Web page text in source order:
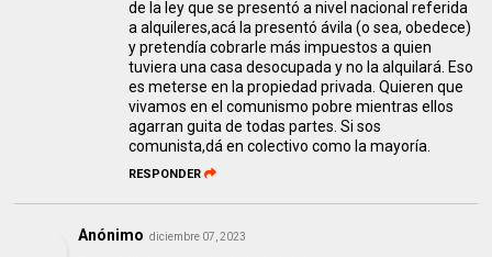
de la ley que se presentó a nivel nacional referida
a alquileres,acá la presentó ávila (o sea, obedece)
y pretendía cobrarle más impuestos a quien
tuviera una casa desocupada y no la alquilará. Eso
es meterse en la propiedad privada. Quieren que
vivamos en el comunismo pobre mientras ellos
agarran guita de todas partes. Si sos
comunista,dá en colectivo como la mayoría.
RESPONDER
Anónimo diciembre 07, 2023